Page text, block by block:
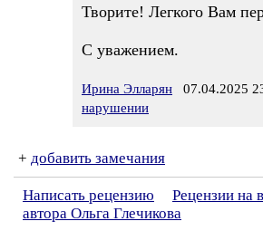
Творите! Легкого Вам
С уважением.
Ирина Элларян 07.04.2025
нарушении
+ добавить замечания
Написать рецензию
Рецензии на
автора Ольга Глечикова